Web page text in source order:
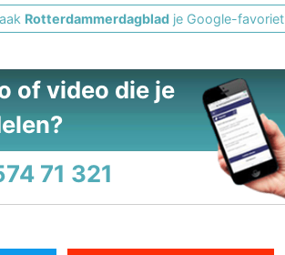
Rotterdammerdagblad je Google-favoriet
of video die je
71 321